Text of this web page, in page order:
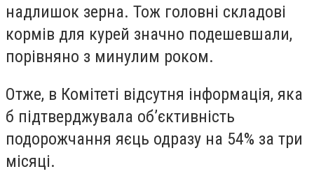
надлишок зерна. Тож головні складові
кормів для курей значно подешевшали,
порівняно з минулим роком.
Отже, в Комітеті відсутня інформація, яка
б підтверджувала об’єктивність
подорожчання яєць одразу на 54% за три
місяці.